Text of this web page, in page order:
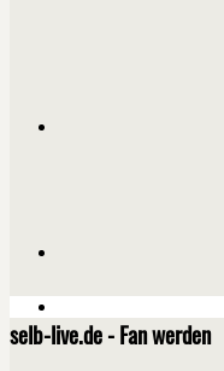
selb-live.de - Fan werden